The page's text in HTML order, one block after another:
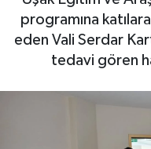
programına
eden Vali Serdar
tedavi gören